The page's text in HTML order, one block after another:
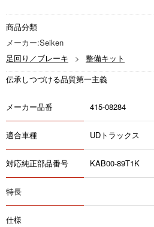
商品分類
メーカー:Seiken
足回り／ブレーキ
整備キット
伝承しつづける品質第一主義
メーカー品番 415-08284
適合車種 UDトラックス
対応純正部品番号 KAB00-89T1K
特長
仕様